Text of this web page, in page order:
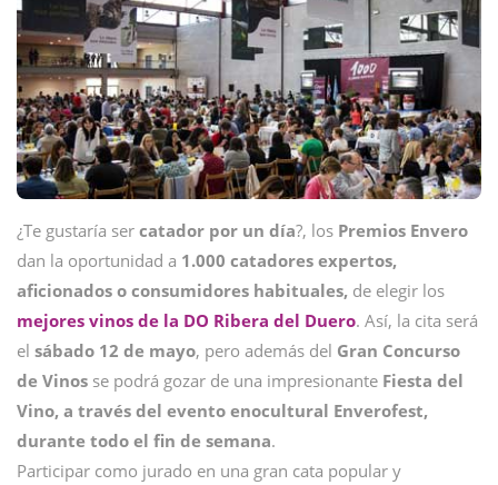
¿Te gustaría ser catador por un día?, los Premios Envero
dan la oportunidad a 1.000 catadores expertos,
aficionados o consumidores habituales, de elegir los
mejores vinos de la DO Ribera del Duero. Así, la cita será
el sábado 12 de mayo, pero además del Gran Concurso
de Vinos se podrá gozar de una impresionante Fiesta del
Vino, a través del evento enocultural Enverofest,
durante todo el fin de semana.
Participar como jurado en una gran cata popular y